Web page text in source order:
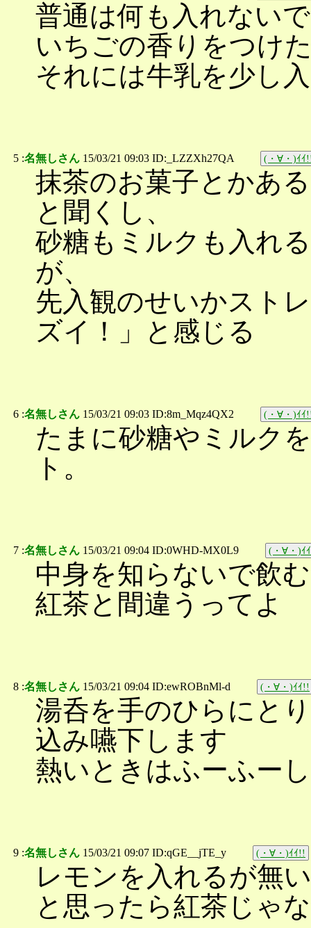
普通は何も入れない
いちごの香りをつけ
それには牛乳を少し
5 :名無しさん 15/03/21 09:03 ID:_LZZXh27QA (・∀・)ｲｲ
抹茶のお菓子とかあ
と聞くし、
砂糖もミルクも入れ
が、
先入観のせいかスト
ズイ！」と感じる
6 :名無しさん 15/03/21 09:03 ID:8m_Mqz4QX2 (・∀・)ｲｲ
たまに砂糖やミルク
ト。
7 :名無しさん 15/03/21 09:04 ID:0WHD-MX0L9 (・∀・)ｲ
中身を知らないで飲
紅茶と間違うってよ
8 :名無しさん 15/03/21 09:04 ID:ewROBnMl-d (・∀・)ｲｲ!!
湯呑を手のひらにと
込み嚥下します
熱いときはふーふー
9 :名無しさん 15/03/21 09:07 ID:qGE__jTE_y (・∀・)ｲｲ!!
レモンを入れるが無
と思ったら紅茶じゃ